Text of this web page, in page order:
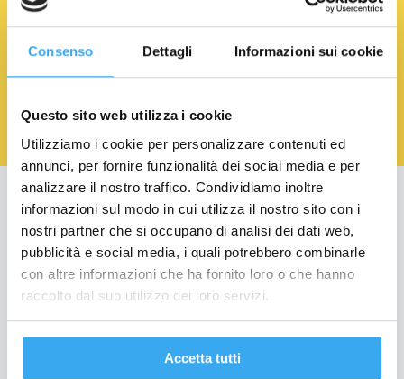
Consenso Dettagli Informazioni sui cookie
Questo sito web utilizza i cookie
Utilizziamo i cookie per personalizzare contenuti ed
annunci, per fornire funzionalità dei social media e per
analizzare il nostro traffico. Condividiamo inoltre
informazioni sul modo in cui utilizza il nostro sito con i
nostri partner che si occupano di analisi dei dati web,
pubblicità e social media, i quali potrebbero combinarle
con altre informazioni che ha fornito loro o che hanno
raccolto dal suo utilizzo dei loro servizi.
Accetta tutti
Acconsento al trattamento dei Dati Personali.
Education
Formazione per Laureati
Formazione per Professionisti
Formazione Finanziata
Per le aziende